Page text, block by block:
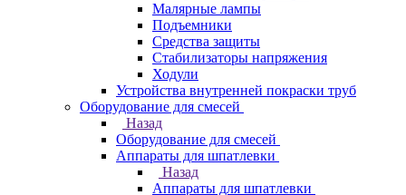
Малярные лампы
Подъемники
Средства защиты
Стабилизаторы напряжения
Ходули
Устройства внутренней покраски труб
Оборудование для смесей
Назад
Оборудование для смесей
Аппараты для шпатлевки
Назад
Аппараты для шпатлевки